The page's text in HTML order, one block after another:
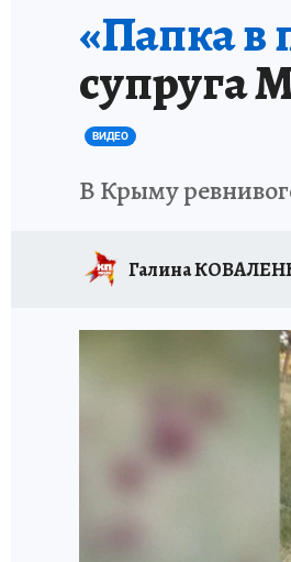
«Папка в
супруга
ВИДЕО
В Крыму
Галина